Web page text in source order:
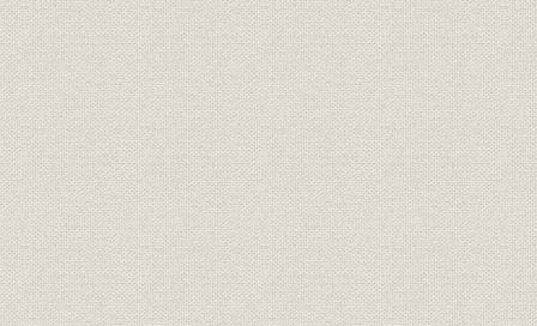
業界;シェア
山一主幹事取扱い状況(5年間推
移)
1977年(
(昭和56年
投資信託;シェア 4社投信年末純資産高
1970年(昭
56年)
投資信託;資産 山一証券投信年末純資産残高
1970年(昭
56年)